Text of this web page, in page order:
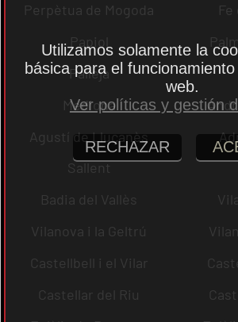
Perpètua de Mogoda
Papiol
Pallejà
Mediona
Agustí de Lluçanès
Sallent
Badia del Vallès
Vilanova i la Geltrú
Castellbell i el Vilar
Castellar del Riu
Utilizamos solamente la
básica para el
web.
Ver políticas y gestión
RECHAZAR